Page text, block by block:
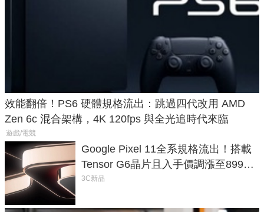
效能翻倍！PS6 硬體規格流出：跳過四代改用 AMD
Zen 6c 混合架構，4K 120fps 與全光追時代來臨
遊戲/電競
Google Pixel 11全系規格流出！搭載
Tensor G6晶片且入手價調漲至899美
元
3C新品